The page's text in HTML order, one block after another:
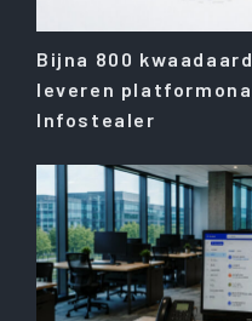
Bijna 800
leveren
Infostealer